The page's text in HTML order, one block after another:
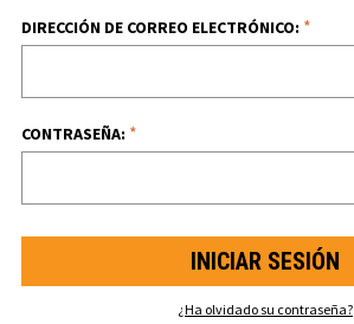
DIRECCIÓN DE CORREO ELECTRÓNICO: *
CONTRASEÑA: *
¿Ha olvidado su contraseña?